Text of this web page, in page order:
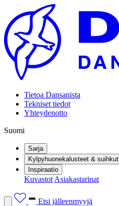
Tietoa Dansanista
Tekniset tiedot
Yhteydenotto
Suomi
Sarja
Kylpyhuonekalusteet & suihkut
Inspiraatio
Kuvastot Asiakastarinat
Etsi jälleenmyyjä